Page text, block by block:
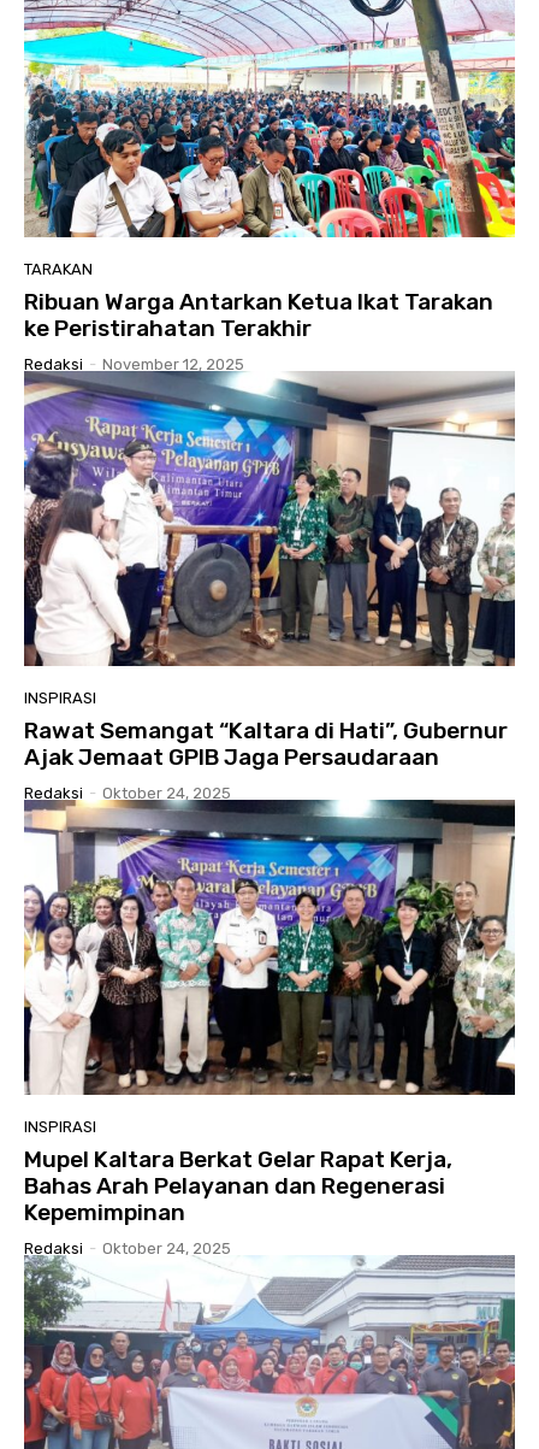
TARAKAN
Ribuan Warga Antarkan Ketua Ikat Tarakan
ke Peristirahatan Terakhir
Redaksi - November 12, 2025
INSPIRASI
Rawat Semangat “Kaltara di Hati”, Gubernur
Ajak Jemaat GPIB Jaga Persaudaraan
Redaksi - Oktober 24, 2025
INSPIRASI
Mupel Kaltara Berkat Gelar Rapat Kerja,
Bahas Arah Pelayanan dan Regenerasi
Kepemimpinan
Redaksi - Oktober 24, 2025